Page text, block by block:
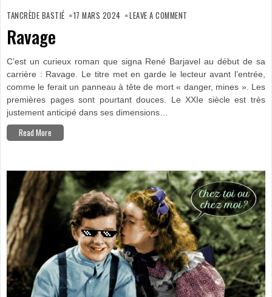
TANCRÈDE BASTIÉ 17 MARS 2024 LEAVE A COMMENT
Ravage
C’est un curieux roman que signa René Barjavel au début de sa
carrière : Ravage. Le titre met en garde le lecteur avant l’entrée,
comme le ferait un panneau à tête de mort « danger, mines ». Les
premières pages sont pourtant douces. Le XXIe siècle est très
justement anticipé dans ses dimensions…
Read More